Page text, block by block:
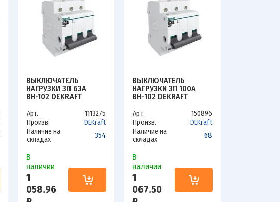
ВЫКЛЮЧАТЕЛЬ
НАГРУЗКИ 3П 63А
ВН-102 DEKRAFT
Арт.
1113275
Произв.
DEKraft
Наличие на
складах
354
В
наличии
1
058.96
ВЫКЛЮЧАТЕЛЬ
НАГРУЗКИ 3П 100А
ВН-102 DEKRAFT
Арт.
150896
Произв.
DEKraft
Наличие на
складах
68
В
наличии
1
067.50